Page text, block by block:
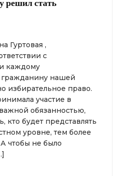
решил стать
Гуртовая ,
с
каждому
нашей
избирательное право.
участие в
обязанностью,
кто будет представлять
уровне, тем более
чтобы не было